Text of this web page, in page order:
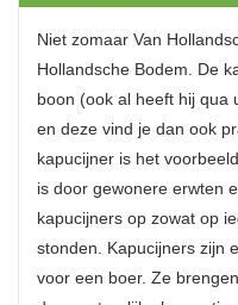
Niet zomaar Van
Hollandsche Bodem. De
boon (ook al heeft hij qua
en deze vind je dan ook
kapucijner is het
is door gewonere erwten
kapucijners op zowat op
stonden. Kapucijners zijn
voor een boer. Ze